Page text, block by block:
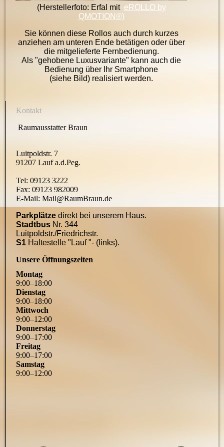
(Herstellerfoto: Erfal mit eROLLO by
QMOTION®)
Sie können diese Rollos auch durch kurzes
anziehen am unteren Ende betätigen oder über
die mitgelieferte Fernbedienung.
Als "gehobene Luxusvariante" kann auch die
Bedienung über Ihr Smartphone
(siehe Bild) realisiert werden.
Kontakt
Raumausstatter Braun
Luitpoldstr. 7
91207 Lauf a.d.Peg.
Tel: 09123 3222
Fax: 09123 982009
E-Mail: Mail@RaumBraun.de
Parkplätze direkt bei unserem Haus.
Stadtbus Nr. 344
Luitpoldstr./Friedrichstr.
S1 Haltestelle "Lauf "- (links).
Unsere Öffnungszeiten
Montag
9:00–18:00
Dienstag
9:00–18:00
Mittwoch
9:00–12:00
Donnerstag
9:00–17:00
Freitag
9:00–17:00
Samstag
9:00–12:00